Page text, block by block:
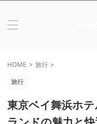
HOME > 旅行 >
旅行
東京ベイ舞浜ホ